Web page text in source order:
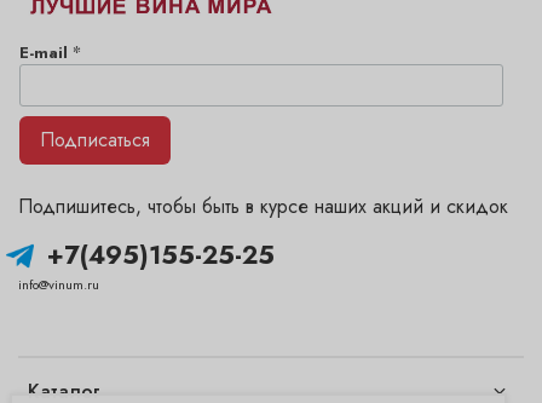
Каталог
+7(495)155-25-25
info@vinum.ru
Подпишитесь, чтобы быть в курсе наших акций и скидок
E-mail *
Подписаться